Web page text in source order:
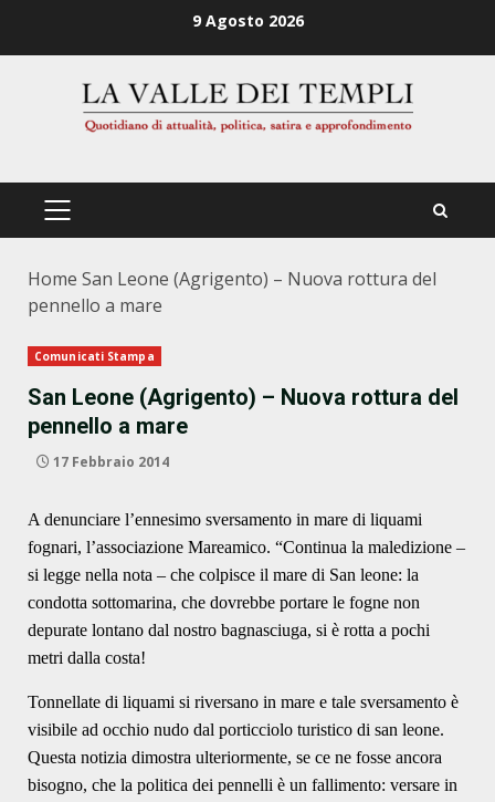
9 Agosto 2026
PRIMÄRES
Home San Leone (Agrigento) – Nuova rottura del
pennello a mare
Comunicati Stampa
San Leone (Agrigento) – Nuova rottura del
pennello a mare
17 Febbraio 2014
A denunciare l’ennesimo sversamento in mare di liquami
fognari, l’associazione Mareamico. “Continua la maledizione –
si legge nella nota – che colpisce il mare di San leone: la
condotta sottomarina, che dovrebbe portare le fogne non
depurate lontano dal nostro bagnasciuga, si è rotta a pochi
metri dalla costa!
Tonnellate di liquami si riversano in mare e tale sversamento è
visibile ad occhio nudo dal porticciolo turistico di san leone.
Questa notizia dimostra ulteriormente, se ce ne fosse ancora
bisogno, che la politica dei pennelli è un fallimento: versare in